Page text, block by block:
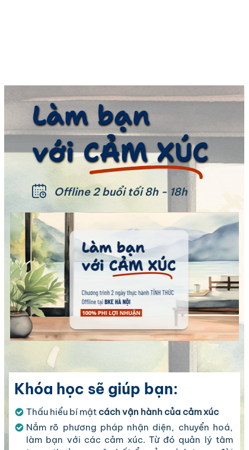
Offline 2 buổi tối 8h - 18h
Làm bạn
với CẢM XÚC
Khóa học sẽ giúp bạn:
Thấu hiểu bí mật cách vận hành của cảm xúc
Nắm rõ phương pháp nhận diện, chuyển hoá,
làm bạn với các cảm xúc. Từ đó quản lý tâm